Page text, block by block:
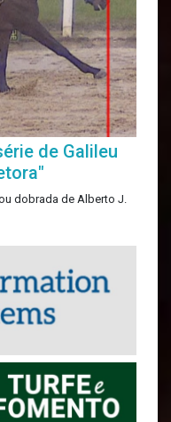
de Galileu
dobrada de Alberto J.